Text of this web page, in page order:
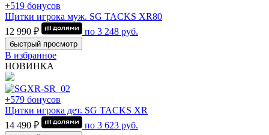
+519 бонусов
Щитки игрока муж. SG TACKS XR80
12 990 ₽
по 3 248 руб.
быстрый просмотр
В избранное
НОВИНКА
+579 бонусов
Щитки игрока дет. SG TACKS XR
14 490 ₽
по 3 623 руб.